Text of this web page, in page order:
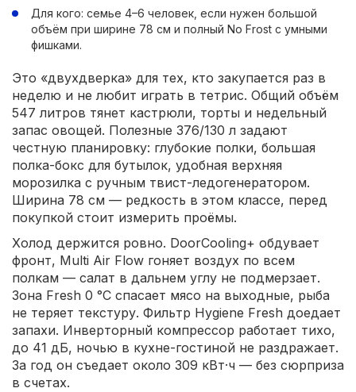
Для кого: семье 4–6 человек, если нужен большой
объём при ширине 78 см и полный No Frost с умными
фишками.
Это «двухдверка» для тех, кто закупается раз в
неделю и не любит играть в тетрис. Общий объём
547 литров тянет кастрюли, торты и недельный
запас овощей. Полезные 376/130 л задают
честную планировку: глубокие полки, большая
полка-бокс для бутылок, удобная верхняя
морозилка с ручным твист-ледогенератором.
Ширина 78 см — редкость в этом классе, перед
покупкой стоит измерить проёмы.
Холод держится ровно. DoorCooling+ обдувает
фронт, Multi Air Flow гоняет воздух по всем
полкам — салат в дальнем углу не подмерзает.
Зона Fresh 0 °C спасает мясо на выходные, рыба
не теряет текстуру. Фильтр Hygiene Fresh доедает
запахи. Инверторный компрессор работает тихо,
до 41 дБ, ночью в кухне-гостиной не раздражает.
За год он съедает около 309 кВт·ч — без сюрприза
в счетах.